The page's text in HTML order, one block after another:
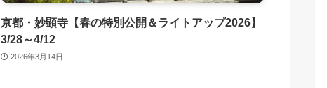
京都・妙顕寺【春の特別公開＆ライトアップ2026】
3/28～4/12
2026年3月14日